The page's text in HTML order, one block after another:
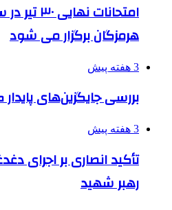
امتحانات
هرمزگان برگزار می شود
3 هفته پیش
بررسی جایگزین‌های
3 هفته پیش
تأکید انصاری بر اجرای
رهبر شهید